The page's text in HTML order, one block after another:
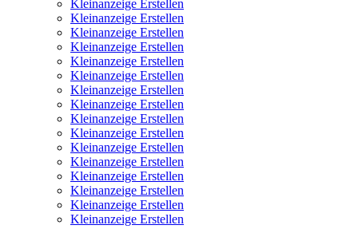
Kleinanzeige Erstellen
Kleinanzeige Erstellen
Kleinanzeige Erstellen
Kleinanzeige Erstellen
Kleinanzeige Erstellen
Kleinanzeige Erstellen
Kleinanzeige Erstellen
Kleinanzeige Erstellen
Kleinanzeige Erstellen
Kleinanzeige Erstellen
Kleinanzeige Erstellen
Kleinanzeige Erstellen
Kleinanzeige Erstellen
Kleinanzeige Erstellen
Kleinanzeige Erstellen
Kleinanzeige Erstellen